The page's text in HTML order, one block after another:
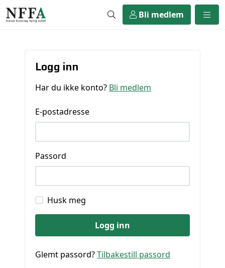
Bli medlem
Logg inn
Har du ikke konto? Bli medlem
E-postadresse
Passord
Husk meg
Logg inn
Glemt passord?Tilbakestill passord